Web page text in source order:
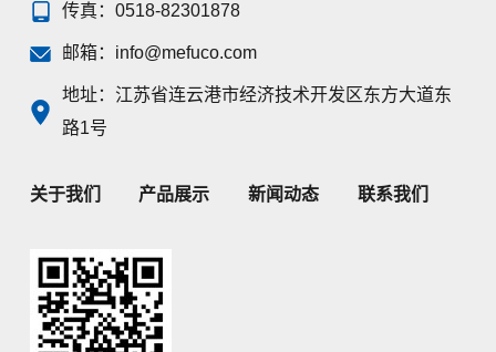
传真： 0518-82301878
邮箱： info@mefuco.com
地址：江苏省连云港市经济技术开发区东方大道东
路1号
关于我们 产品展示 新闻动态 联系我们